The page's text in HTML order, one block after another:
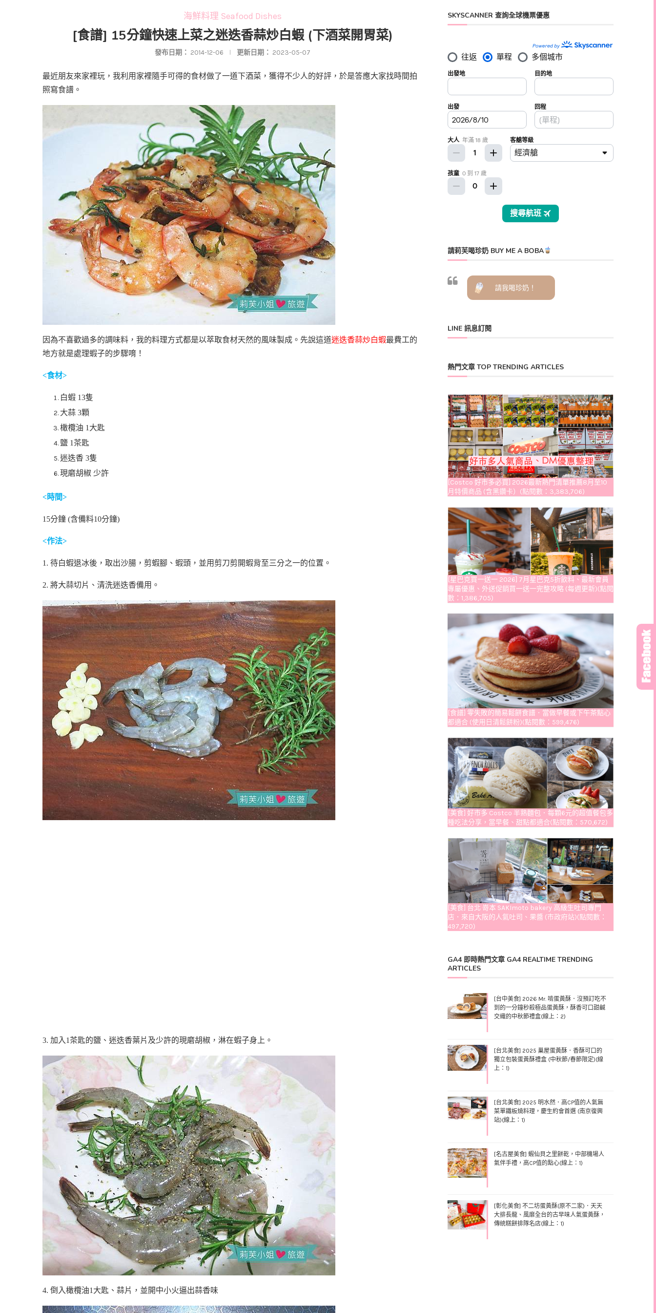
海鮮料理 Seafood Dishes
[食譜] 15分鐘快速上菜之迷迭香蒜炒白蝦 (下酒菜開胃菜)
發布日期： 2014-12-06 更新日期： 2023-05-07
最近朋友來家裡玩，我利用家裡隨手可得的食材做了一道下酒菜，獲得不少人的好評，於是答應大家找時間拍
照寫食譜。
因為不喜歡過多的調味料，我的料理方式都是以萃取食材天然的風味製成。先說這道迷迭香蒜炒白蝦最費工的
地方就是處理蝦子的步驟唷！
<食材>
白蝦 13隻
大蒜 3顆
橄欖油 1大匙
鹽 1茶匙
迷迭香 3隻
現磨胡椒 少許
<時間>
15分鐘 (含備料10分鐘)
<作法>
1. 待白蝦退冰後，取出沙腸，剪蝦腳、蝦頭，並用剪刀剪開蝦背至三分之一的位置。
2. 將大蒜切片、清洗迷迭香備用。
3. 加入1茶匙的鹽、迷迭香葉片及少許的現磨胡椒，淋在蝦子身上。
4. 倒入橄欖油1大匙、蒜片，並開中小火逼出蒜香味
SKYSCANNER 查詢全球機票優惠
請莉芙喝珍奶 BUY ME A BOBA
請我喝珍奶！
LINE 訊息訂閱
熱門文章 TOP TRENDING ARTICLES
[Costco 好市多必買] 2026最新熱門清單推薦8月至10
月特價商品 (含黑鑽卡）(點閱數：3,383,706)
[星巴克買一送一 2026] 7月星巴克5折飲料、最新會員
專屬優惠、外送促銷買一送一完整攻略 (每週更新)(點閱
數：1,386,705)
[食譜] 零失敗的簡易鬆餅食譜．當做早餐或下午茶點心
都適合 (使用日清鬆餅粉)(點閱數：599,476)
[美食] 好市多 Costco 半熟麵包．每顆6元的超值餐包多
種吃法分享，當早餐、甜點都適合(點閱數：570,672)
[美食] 台北 嵜本 SAKImoto bakery 高級生吐司專門
店．來自大阪的人氣吐司、果醬 (市政府站)(點閱數：
497,720)
GA4 即時熱門文章 GA4 REALTIME TRENDING
ARTICLES
[台中美食] 2026 Mr. 啃蛋黃酥．沒預訂吃不
到的一分鐘秒殺極品蛋黃酥，酥香可口甜鹹
交織的中秋節禮盒(線上：2)
[台北美食] 2025 巢屋蛋黃酥．香酥可口的
獨立包裝蛋黃酥禮盒 (中秋節/春節限定)(線
上：1)
[台北美食] 2025 明水然．高CP值的人氣無
菜單鐵板燒料理，慶生約會首選 (南京復興
站)(線上：1)
[名古屋美食] 蝦仙貝之里餅乾，中部機場人
氣伴手禮，高CP值的點心(線上：1)
[彰化美食] 不二坊蛋黃酥(原不二家)．天天
大排長龍、風靡全台的古早味人氣蛋黃酥，
傳統糕餅排隊名店(線上：1)